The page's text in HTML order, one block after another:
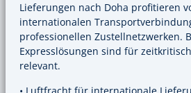
Lieferungen nach Doha profitieren
internationalen
professionellen Zustellnetzwerken.
Expresslösungen sind für
relevant.
• Luftfracht für internationale